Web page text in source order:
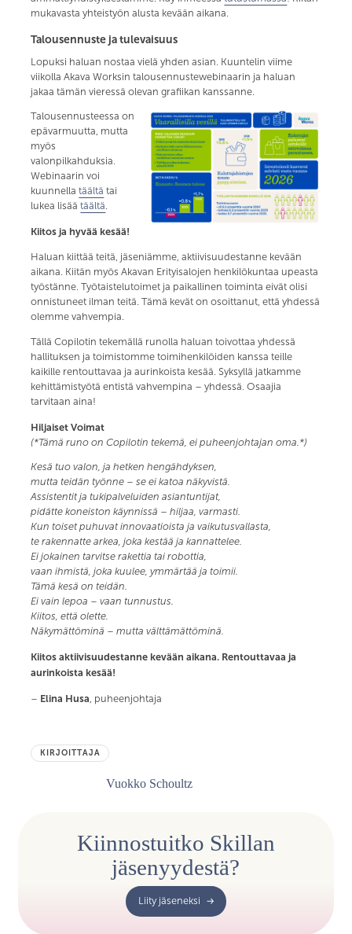
mukavasta yhteistyön alusta kevään aikana.
Talousennuste ja tulevaisuus
Lopuksi haluan nostaa vielä yhden asian. Kuuntelin viime
viikolla Akava Worksin talousennustewebinaarin ja haluan
jakaa tämän vieressä olevan grafiikan kanssanne.
Talousennusteessa on
epävarmuutta, mutta
myös
valonpilkahduksia.
Webinaarin voi
kuunnellatäältä tai
lukea lisäätäältä.
Kiitos ja hyvää kesää!
Haluan kiittää teitä, jäseniämme, aktiivisuudestanne kevään
aikana. Kiitän myös Akavan Erityisalojen henkilökuntaa upeasta
työstänne. Työtaistelutoimet ja paikallinen toiminta eivät olisi
onnistuneet ilman teitä. Tämä kevät on osoittanut, että yhdessä
olemme vahvempia.
Tällä Copilotin tekemällä runolla haluan toivottaa yhdessä
hallituksen ja toimistomme toimihenkilöiden kanssa teille
kaikille rentouttavaa ja aurinkoista kesää. Syksyllä jatkamme
kehittämistyötä entistä vahvempina – yhdessä. Osaajia
tarvitaan aina!
Hiljaiset Voimat
(*Tämä runo on Copilotin tekemä, ei puheenjohtajan oma.*)
Kesä tuo valon, ja hetken hengähdyksen,
mutta teidän työnne – se ei katoa näkyvistä.
Assistentit ja tukipalveluiden asiantuntijat,
pidätte koneiston käynnissä – hiljaa, varmasti.
Kun toiset puhuvat innovaatioista ja vaikutusvallasta,
te rakennatte arkea, joka kestää ja kannattelee.
Ei jokainen tarvitse rakettia tai robottia,
vaan ihmistä, joka kuulee, ymmärtää ja toimii.
Tämä kesä on teidän.
Ei vain lepoa – vaan tunnustus.
Kiitos, että olette.
Näkymättöminä – mutta välttämättöminä.
Kiitos aktiivisuudestanne kevään aikana. Rentouttavaa ja
aurinkoista kesää!
– Elina Husa, puheenjohtaja
KIRJOITTAJA
Vuokko Schoultz
Kiinnostuitko Skillan
jäsenyydestä?
Liity jäseneksi